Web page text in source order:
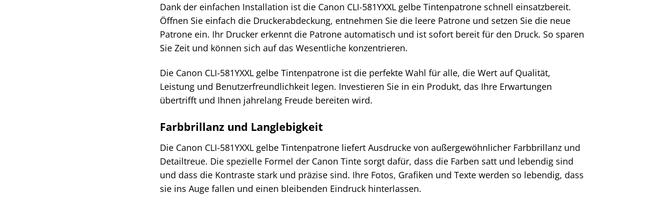
Dank der einfachen Installation ist die Canon CLI-581YXXL gelbe Tintenpatrone schnell einsatzbereit.
Öffnen Sie einfach die Druckerabdeckung, entnehmen Sie die leere Patrone und setzen Sie die neue
Patrone ein. Ihr Drucker erkennt die Patrone automatisch und ist sofort bereit für den Druck. So sparen
Sie Zeit und können sich auf das Wesentliche konzentrieren.
Die Canon CLI-581YXXL gelbe Tintenpatrone ist die perfekte Wahl für alle, die Wert auf Qualität,
Leistung und Benutzerfreundlichkeit legen. Investieren Sie in ein Produkt, das Ihre Erwartungen
übertrifft und Ihnen jahrelang Freude bereiten wird.
Farbbrillanz und Langlebigkeit
Die Canon CLI-581YXXL gelbe Tintenpatrone liefert Ausdrucke von außergewöhnlicher Farbbrillanz und
Detailtreue. Die spezielle Formel der Canon Tinte sorgt dafür, dass die Farben satt und lebendig sind
und dass die Kontraste stark und präzise sind. Ihre Fotos, Grafiken und Texte werden so lebendig, dass
sie ins Auge fallen und einen bleibenden Eindruck hinterlassen.